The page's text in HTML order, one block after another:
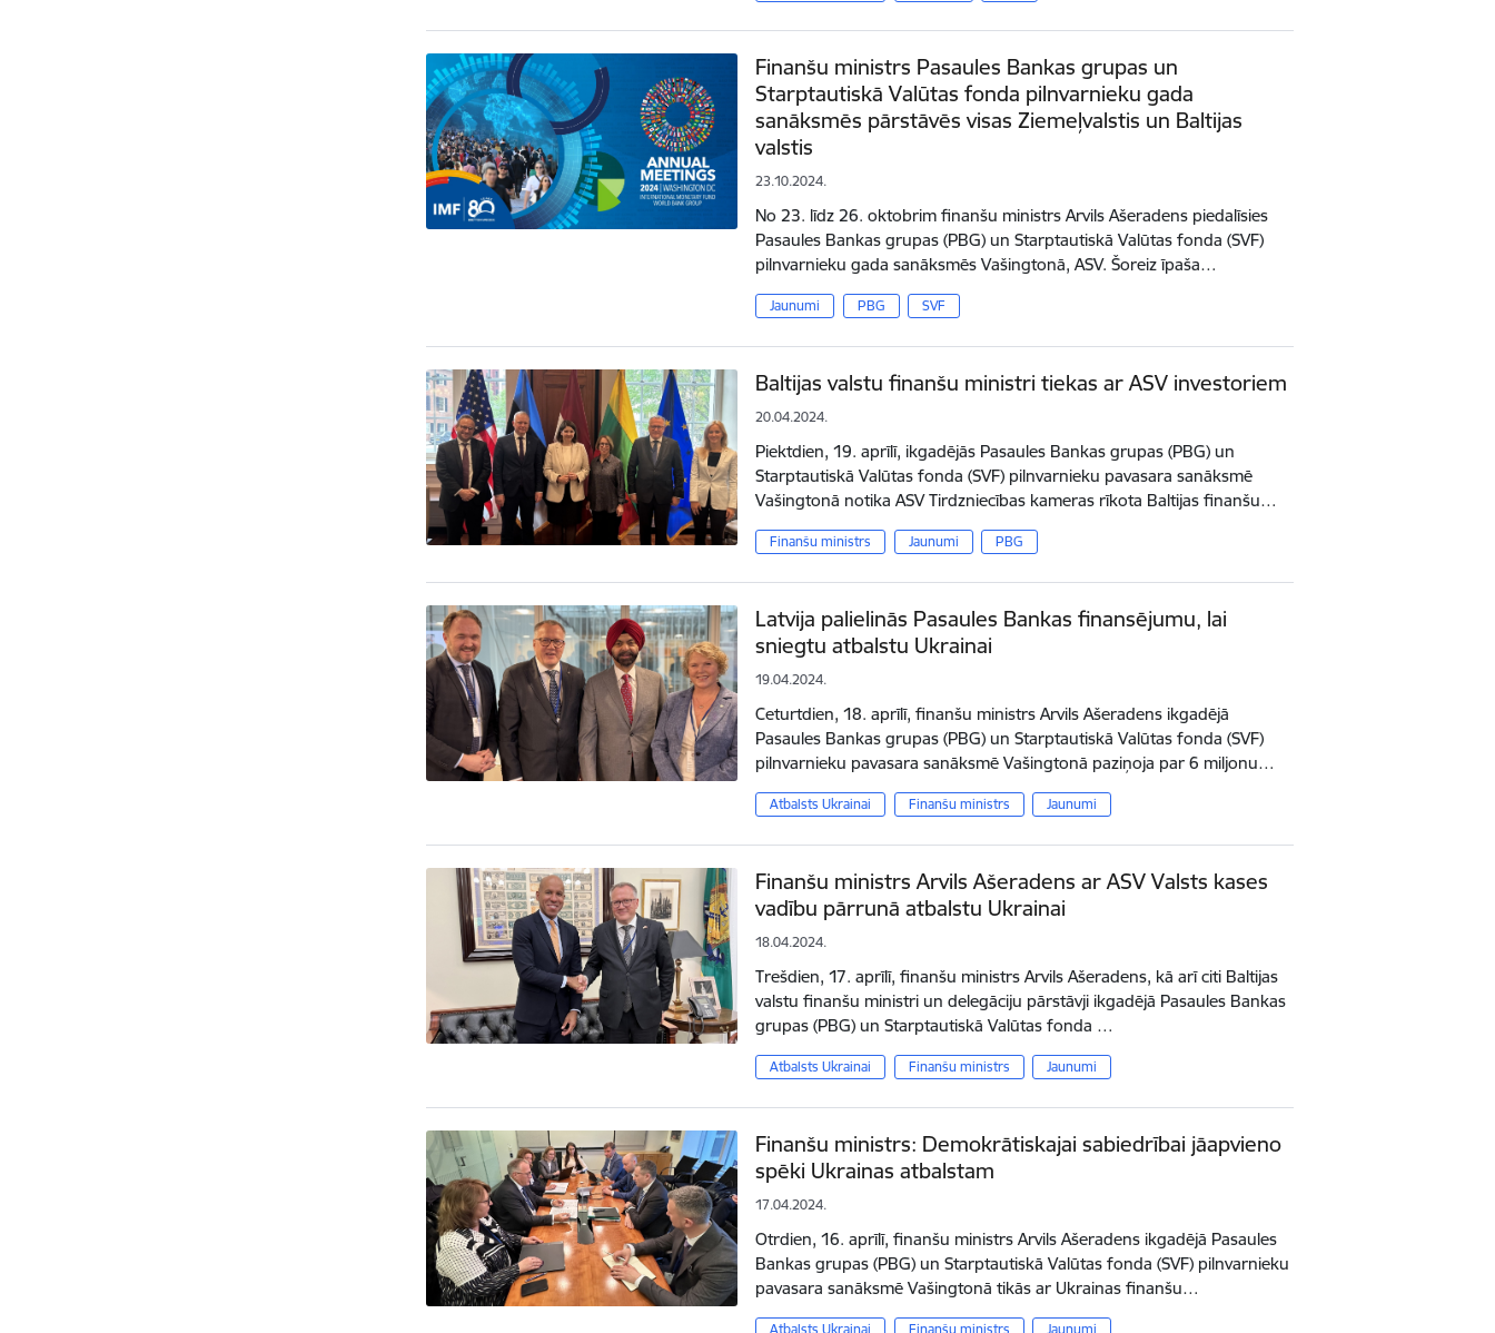
Finanšu ministrs Pasaules Bankas grupas un
Starptautiskā Valūtas fonda pilnvarnieku gada
sanāksmēs pārstāvēs visas Ziemeļvalstis un Baltijas
valstis
23.10.2024.
No 23. līdz 26. oktobrim finanšu ministrs Arvils Ašeradens piedalīsies
Pasaules Bankas grupas (PBG) un Starptautiskā Valūtas fonda (SVF)
pilnvarnieku gada sanāksmēs Vašingtonā, ASV. Šoreiz īpaša…
Jaunumi PBG SVF
Baltijas valstu finanšu ministri tiekas ar ASV investoriem
20.04.2024.
Piektdien, 19. aprīlī, ikgadējās Pasaules Bankas grupas (PBG) un
Starptautiskā Valūtas fonda (SVF) pilnvarnieku pavasara sanāksmē
Vašingtonā notika ASV Tirdzniecības kameras rīkota Baltijas finanšu…
Finanšu ministrs Jaunumi PBG
Latvija palielinās Pasaules Bankas finansējumu, lai
sniegtu atbalstu Ukrainai
19.04.2024.
Ceturtdien, 18. aprīlī, finanšu ministrs Arvils Ašeradens ikgadējā
Pasaules Bankas grupas (PBG) un Starptautiskā Valūtas fonda (SVF)
pilnvarnieku pavasara sanāksmē Vašingtonā paziņoja par 6 miljonu…
Atbalsts Ukrainai Finanšu ministrs Jaunumi
Finanšu ministrs Arvils Ašeradens ar ASV Valsts kases
vadību pārrunā atbalstu Ukrainai
18.04.2024.
Trešdien, 17. aprīlī, finanšu ministrs Arvils Ašeradens, kā arī citi Baltijas
valstu finanšu ministri un delegāciju pārstāvji ikgadējā Pasaules Bankas
grupas (PBG) un Starptautiskā Valūtas fonda …
Atbalsts Ukrainai Finanšu ministrs Jaunumi
Finanšu ministrs: Demokrātiskajai sabiedrībai jāapvieno
spēki Ukrainas atbalstam
17.04.2024.
Otrdien, 16. aprīlī, finanšu ministrs Arvils Ašeradens ikgadējā Pasaules
Bankas grupas (PBG) un Starptautiskā Valūtas fonda (SVF) pilnvarnieku
pavasara sanāksmē Vašingtonā tikās ar Ukrainas finanšu…
Atbalsts Ukrainai Finanšu ministrs Jaunumi